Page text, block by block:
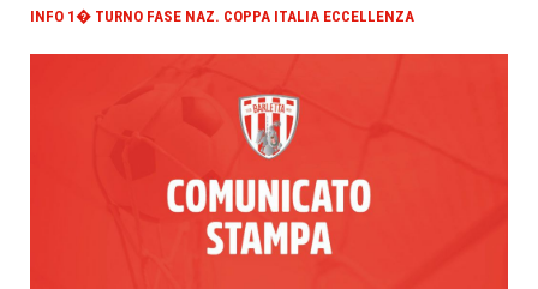
INFO 1� TURNO FASE NAZ. COPPA ITALIA ECCELLENZA